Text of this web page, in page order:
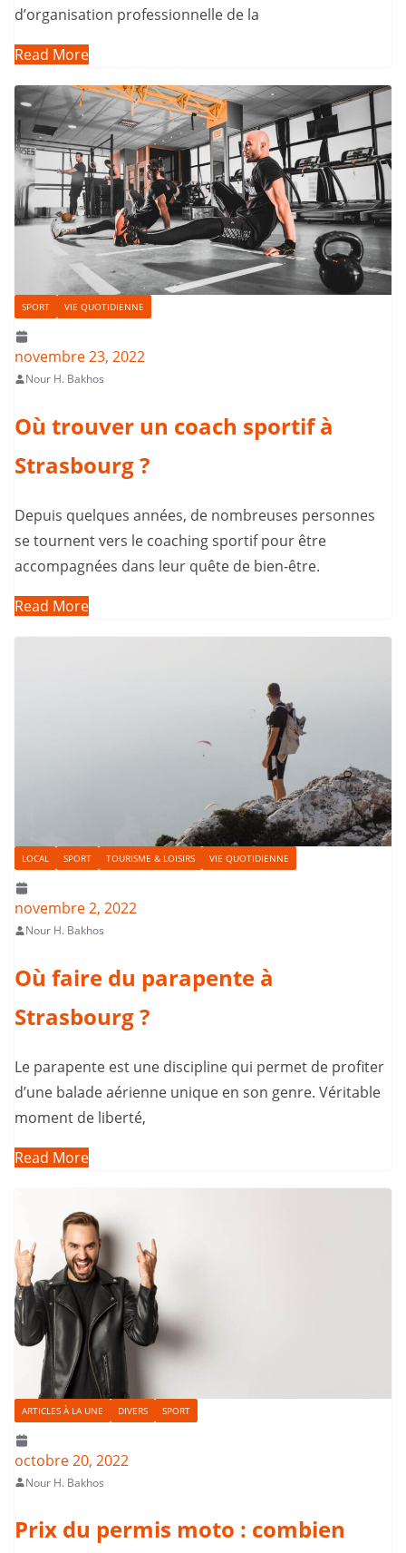
d’organisation professionnelle de la
Read More
SPORT VIE QUOTIDIENNE
novembre 23, 2022
Nour H. Bakhos
Où trouver un coach sportif à
Strasbourg ?
Depuis quelques années, de nombreuses personnes
se tournent vers le coaching sportif pour être
accompagnées dans leur quête de bien-être.
Read More
LOCAL SPORT TOURISME & LOISIRS VIE QUOTIDIENNE
novembre 2, 2022
Nour H. Bakhos
Où faire du parapente à
Strasbourg ?
Le parapente est une discipline qui permet de profiter
d’une balade aérienne unique en son genre. Véritable
moment de liberté,
Read More
ARTICLES À LA UNE DIVERS SPORT
octobre 20, 2022
Nour H. Bakhos
Prix du permis moto : combien